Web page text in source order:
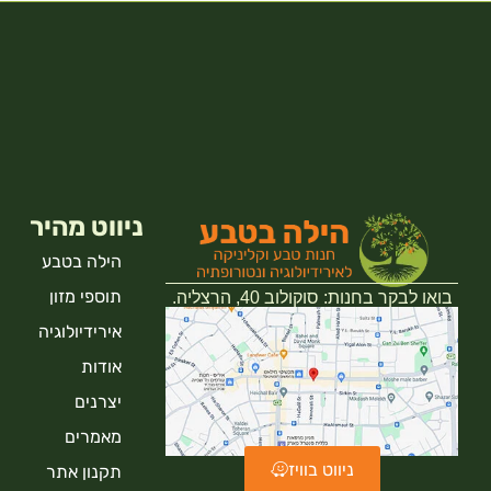
בואו לבקר בחנות: סוקולוב 40, הרצליה.
ניווט בוויז
ניווט מהיר
הילה בטבע
תוספי מזון
אירידיולוגיה
אודות
יצרנים
מאמרים
תקנון אתר